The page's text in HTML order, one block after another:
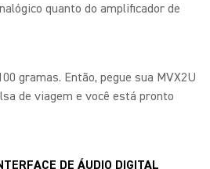
quanto do amplificador de
gramas. Então, pegue sua MVX2U
de viagem e você está pronto
DE ÁUDIO DIGITAL